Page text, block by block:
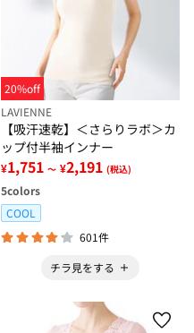
20%off
LAVIENNE
【吸汗速乾】＜さらりラボ＞カ
ップ付半袖インナー
¥1,751 ～ ¥2,191 (税込)
5colors
COOL
601件
チラ見をする